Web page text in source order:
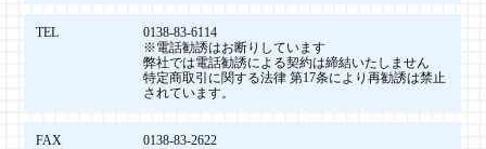
TEL
0138-83-6114
※電話勧誘はお断りしています
弊社では電話勧誘による契約は締結いたしません
特定商取引に関する法律 第17条により再勧誘は禁止
されています。
FAX 0138-83-2622